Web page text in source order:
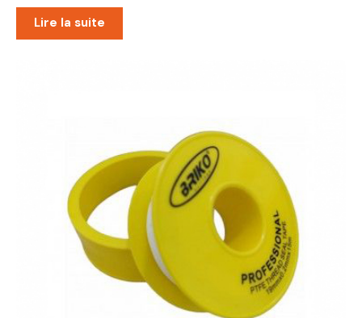
Lire la suite